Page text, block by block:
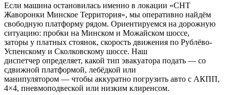
Если машина остановилась именно в локации «СНТ
Жаворонки Минское Территория», мы оперативно найдём
свободную платформу рядом. Ориентируемся на дорожную
ситуацию: пробки на Минском и Можайском шоссе,
заторы у платных стоянок, скорость движения по Рублёво-
Успенскому и Сколковскому шоссе. Наш
диспетчер определяет, какой тип эвакуатора подать — со
сдвижной платформой, лебёдкой или
манипулятором — чтобы аккуратно погрузить авто с АКПП,
4×4, пневмоподвеской или низким клиренсом.